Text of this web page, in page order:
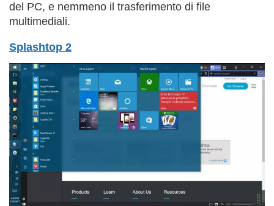
del PC, e nemmeno il trasferimento di file
multimediali.
Splashtop 2